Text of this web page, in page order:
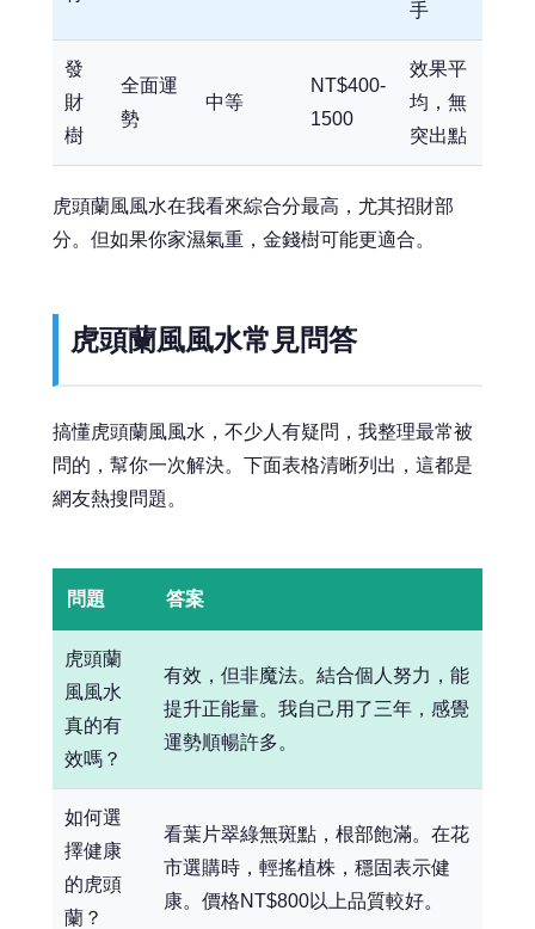
手
發
財
樹
全面運
勢
中等
NT$400-
1500
效果平
均，無
突出點
虎頭蘭風風水在我看來綜合分最高，尤其招財部
分。但如果你家濕氣重，金錢樹可能更適合。
虎頭蘭風風水常見問答
搞懂虎頭蘭風風水，不少人有疑問，我整理最常被
問的，幫你一次解決。下面表格清晰列出，這都是
網友熱搜問題。
問題 答案
虎頭蘭
風風水
真的有
效嗎？
有效，但非魔法。結合個人努力，能
提升正能量。我自己用了三年，感覺
運勢順暢許多。
如何選
擇健康
的虎頭
蘭？
看葉片翠綠無斑點，根部飽滿。在花
市選購時，輕搖植株，穩固表示健
康。價格NT$800以上品質較好。